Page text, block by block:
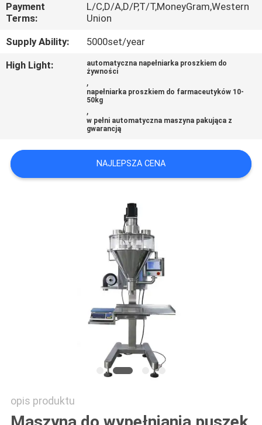
SKONTAKTUJ
SIĘ
Z
WYCENĘ
PRYWATNOŚCI
Payment
Terms:
L/C,D/A,D/P,T/T,MoneyGram,Western
Union
Supply Ability:
5000set/year
High Light:
automatyczna napełniarka proszkiem do
żywności
,
napełniarka proszkiem do farmaceutyków 10-
50kg
,
w pełni automatyczna maszyna pakująca z
gwarancją
NAJLEPSZA CENA
opis produktu